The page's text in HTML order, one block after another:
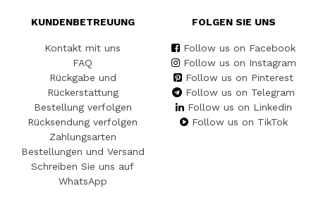
KUNDENBETREUUNG
Kontakt mit uns
FAQ
Rückgabe und
Rückerstattung
Bestellung verfolgen
Rücksendung verfolgen
Zahlungsarten
Bestellungen und Versand
Schreiben Sie uns auf
WhatsApp
FOLGEN SIE UNS
Follow us on Facebook
Follow us on Instagram
Follow us on Pinterest
Follow us on Telegram
Follow us on Linkedin
Follow us on TikTok